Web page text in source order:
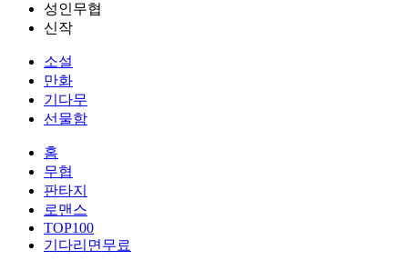
성인무협
신작
소설
만화
기다무
선물함
홈
무협
판타지
로맨스
TOP100
기다리면무료